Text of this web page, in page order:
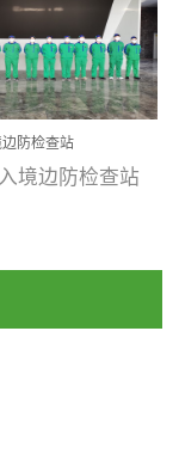
吸环保是一棵正
的树，只要我们
护她、珍惜她、
越枝繁叶茂，终
棵参天大树！
止2020年拥有
网点分支机构。
室内空气治
例地址：广
香港科技大学(广
工程案...
防检查站
气治理项目
境边防检查站
在对外开放口
境边防检查